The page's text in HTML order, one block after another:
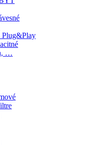
Plug&Play
…